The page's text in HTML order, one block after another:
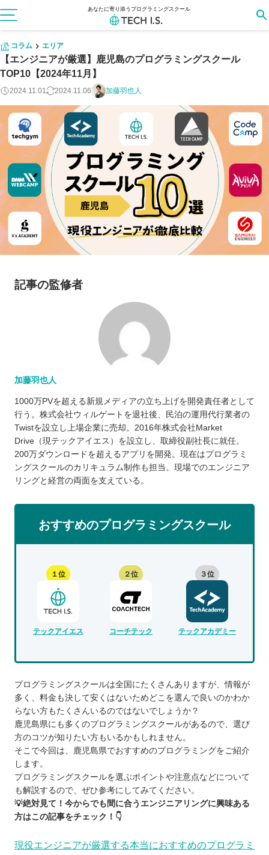
あなたに寄り添うプログラミングスクール
コラム エリア
【エンジニアが厳選】鹿児島のプログラミングスクール
TOP10【2024年11月】
2024.11.01 2024.11.06 加藤羽也人
記事の監修者
加藤羽也人
1000万PVを超える新規メディアの立ち上げを開発責任者として
行う。株式会社ウィルゲートを退社後、民泊の運用代行業者の
Twistを設立し上場企業に売却。2016年株式会社Market
Drive（現テックアイエス）を設立し、取締役副社長に就任。
200万ダウンロードを超えるアプリを開発。現在はプログラミ
ングスクールのカリキュラム制作も担当。現場でのエンジニア
リングと経営の両面を支えている。
おすすめのプログラミングスクール
１位
テックアイエス
２位
コーチテック
３位
テックアカデミー
プログラミングスクールは全国にたくさんありますが、情報が
多く、料金も決して安くはないためどこを選んで良いのかわか
らない方もたくさんいるのではないでしょうか？
鹿児島県にも多くのプログラミングスクールがあるので、選び
方のコツが知りたい方もいるかもしれません。
そこで今回は、鹿児島県でおすすめのプログラミングをご紹介
します。
プログラミングスクールを選ぶポイントや注意点などについて
も解説するので、ぜひ参考にしてみてください。
💡絶対見て！今からでも間に合うエンジニアリングに興味ある
方はこの記事をチェック！👇
現役エンジニアが厳選する本当におすすめのプログラミ